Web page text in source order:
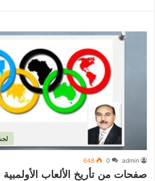
admin
0
648
صفحات من تأريخ الألعاب الأولمبية